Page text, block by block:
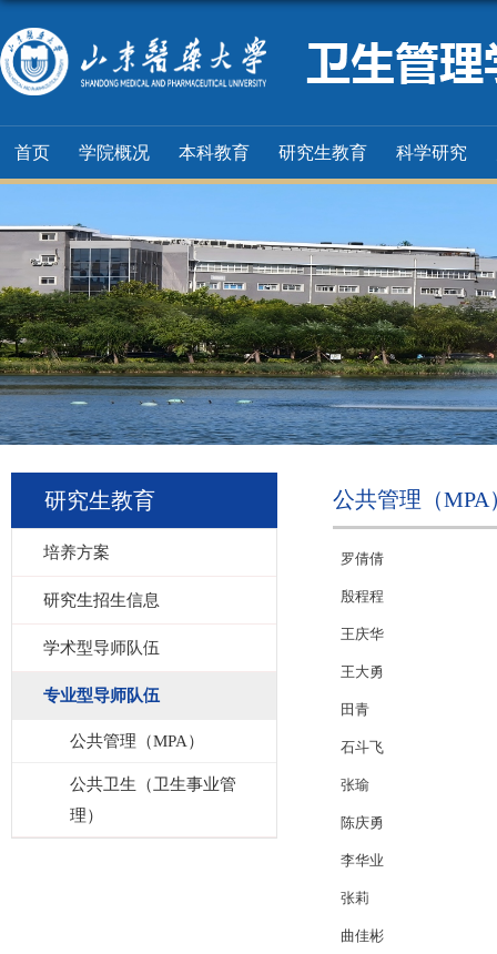
首页 学院概况 本科教育 研究生教育 科学研究
研究生教育
培养方案
研究生招生信息
学术型导师队伍
专业型导师队伍
公共管理（MPA）
公共卫生（卫生事业管
理）
公共管理（MPA
罗倩倩
殷程程
王庆华
王大勇
田青
石斗飞
张瑜
陈庆勇
李华业
张莉
曲佳彬